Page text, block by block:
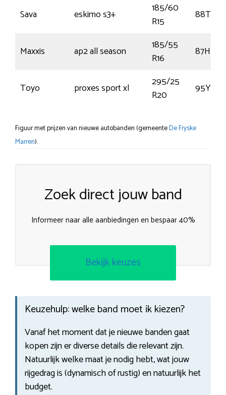
Sava eskimo s3+
185/60
R15
88T
Maxxis ap2 all season
185/55
R16
87H
Toyo proxes sport xl
295/25
R20
95Y
Figuur met prijzen van nieuwe autobanden (gemeenteDe Fryske
Marren).
Zoek direct jouw band
Informeer naar alle aanbiedingen en bespaar 40%
Bekijk keuzes
Keuzehulp: welke band moet ik kiezen?
Vanaf het moment dat je nieuwe banden gaat
kopen zijn er diverse details die relevant zijn.
Natuurlijk welke maat je nodig hebt, wat jouw
rijgedrag is (dynamisch of rustig) en natuurlijk het
budget.